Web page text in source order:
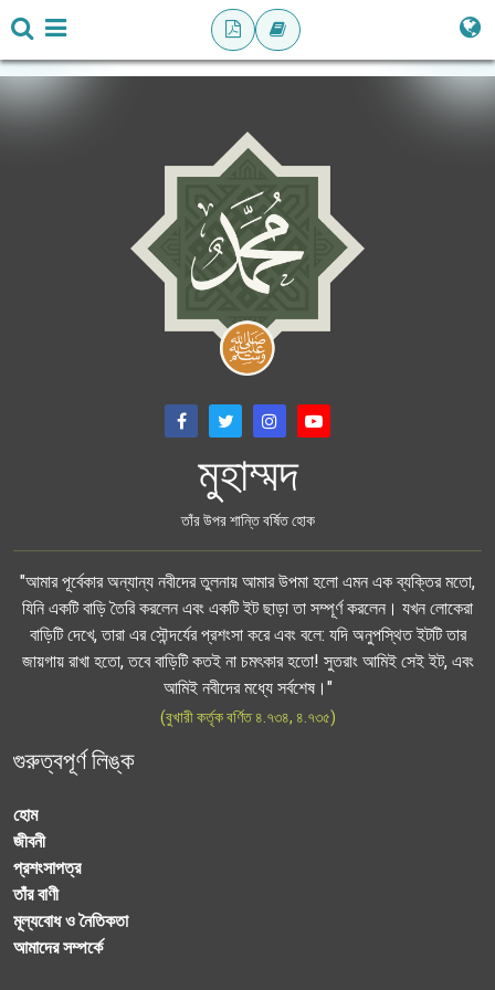
মুহাম্মদ
তাঁর উপর শান্তি বর্ষিত হোক
"আমার পূর্বেকার অন্যান্য নবীদের তুলনায় আমার উপমা হলো এমন এক ব্যক্তির মতো,
যিনি একটি বাড়ি তৈরি করলেন এবং একটি ইট ছাড়া তা সম্পূর্ণ করলেন। যখন লোকেরা
বাড়িটি দেখে, তারা এর সৌন্দর্যের প্রশংসা করে এবং বলে: যদি অনুপস্থিত ইটটি তার
জায়গায় রাখা হতো, তবে বাড়িটি কতই না চমৎকার হতো! সুতরাং আমিই সেই ইট, এবং
আমিই নবীদের মধ্যে সর্বশেষ।"
(বুখারী কর্তৃক বর্ণিত ৪.৭৩৪, ৪.৭৩৫)
গুরুত্বপূর্ণ লিঙ্ক
হোম
জীবনী
প্রশংসাপত্র
তাঁর বাণী
মূল্যবোধ ও নৈতিকতা
আমাদের সম্পর্কে